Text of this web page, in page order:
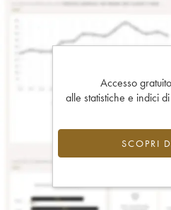
Accesso
alle statistiche e indici
SCOPRI